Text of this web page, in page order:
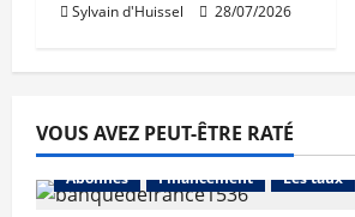
Sylvain d'Huissel 28/07/2026
VOUS AVEZ PEUT-ÊTRE RATÉ
Abonnés Financement Les taux